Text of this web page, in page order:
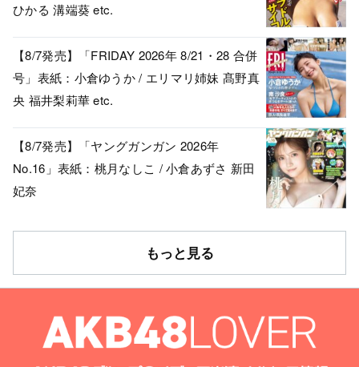
ひかる 溝端葵 etc.
【8/7発売】「FRIDAY 2026年 8/21・28 合併
号」表紙：小倉ゆうか / エリマリ姉妹 髙野真
央 福井梨莉華 etc.
【8/7発売】「ヤングガンガン 2026年
No.16」表紙：桃月なしこ / 小倉あずさ 新田
妃奈
もっと見る